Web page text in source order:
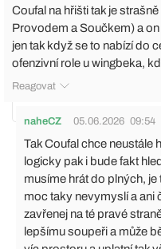
Coufal na hřišti tak je
Provodem a Součkem) a
jen tak když se to nabízí do
ofenzivní role u wingbeka,
Reagovat
naheCZ 05.06.2026 09:54
Tak Coufal chce neustále
logicky pak i bude fakt
musíme hrát do plných,
moc taky nevymyslí a ani
zavřenej na té pravé
lepšímu soupeři a může